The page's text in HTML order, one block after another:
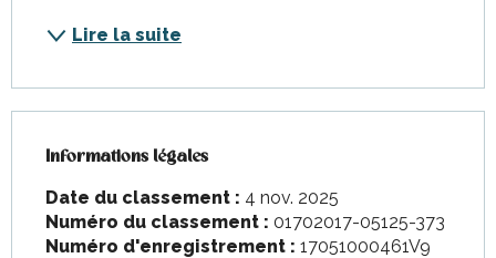
Lire la suite
Informations légales
Informations légales
Date du classement : 4 nov. 2025
Numéro du classement : 01702017-05125-373
Numéro d'enregistrement : 17051000461V9